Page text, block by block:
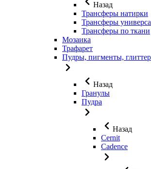
Назад
Трансферы натирки
Трансферы
Трансферы по ткани
Мозаика
Трафарет
Пудры, пигменты,
Назад
Гранулы
Пудра
Назад
Cernit
Cadence